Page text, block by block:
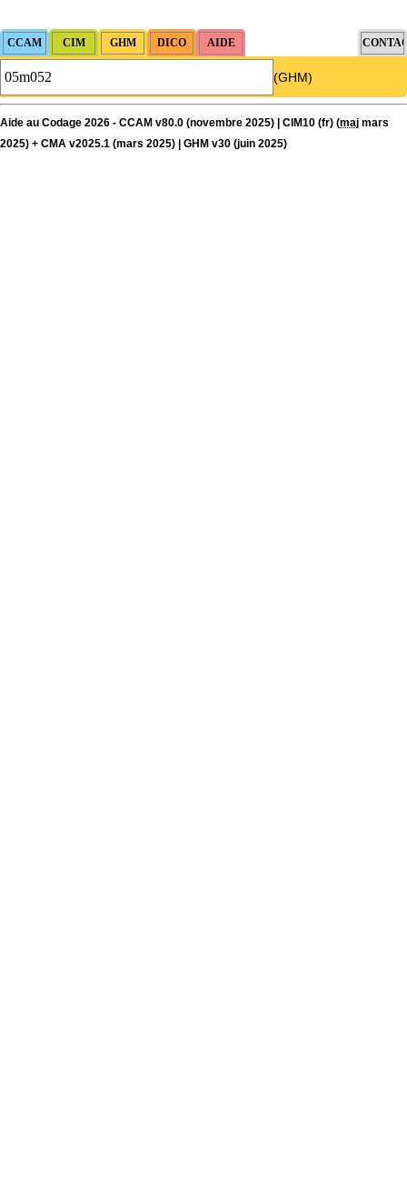
(GHM)
Aide au Codage 2026 - CCAM v80.0 (novembre 2025) | CIM10 (fr) (maj mars
2025) + CMA v2025.1 (mars 2025) | GHM v30 (juin 2025)